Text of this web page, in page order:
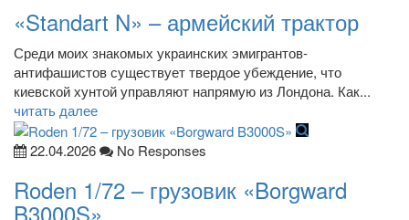
«Standart N» – армейский трактор
Среди моих знакомых украинских эмигрантов-
антифашистов существует твердое убеждение, что
киевской хунтой управляют напрямую из Лондона. Как...
читать далее
22.04.2026 No Responses
Roden 1/72 – грузовик «Borgward
B3000S»